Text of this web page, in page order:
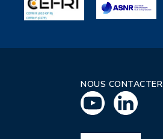
NOUS CONTACTER